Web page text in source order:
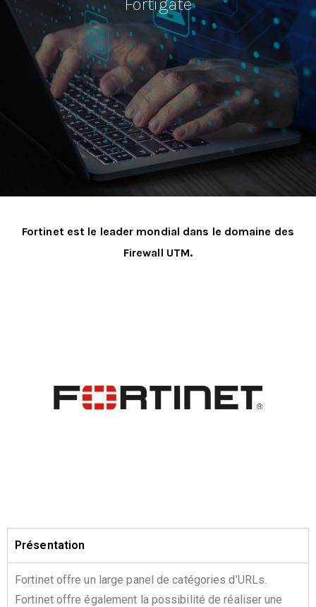
Fortinet est le leader mondial dans le domaine des
Firewall UTM.
Présentation
Fortinet offre un large panel de catégories d’URLs.
Fortinet offre également la possibilité de réaliser une